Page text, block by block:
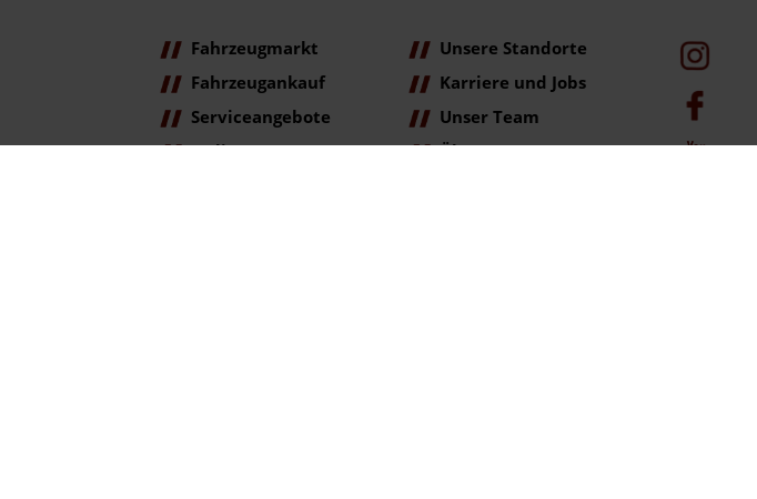
Fahrzeugmarkt
Fahrzeugankauf
Serviceangebote
Online
Unsere Standorte
Karriere und Jobs
Unser Team
Über Uns